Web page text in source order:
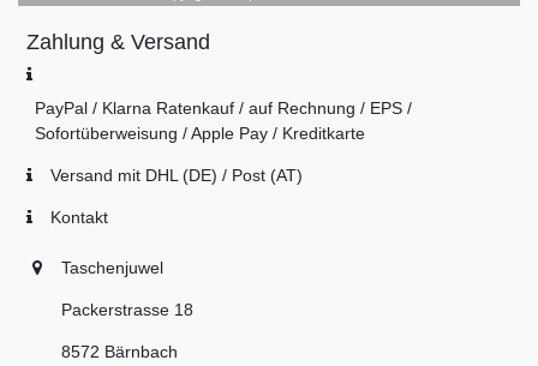
Zahlung & Versand
PayPal / Klarna Ratenkauf / auf Rechnung / EPS /
Sofortüberweisung / Apple Pay / Kreditkarte
Versand mit DHL (DE) / Post (AT)
Kontakt
Taschenjuwel
Packerstrasse 18
8572 Bärnbach